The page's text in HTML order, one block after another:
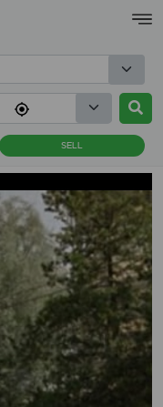
×
SELL